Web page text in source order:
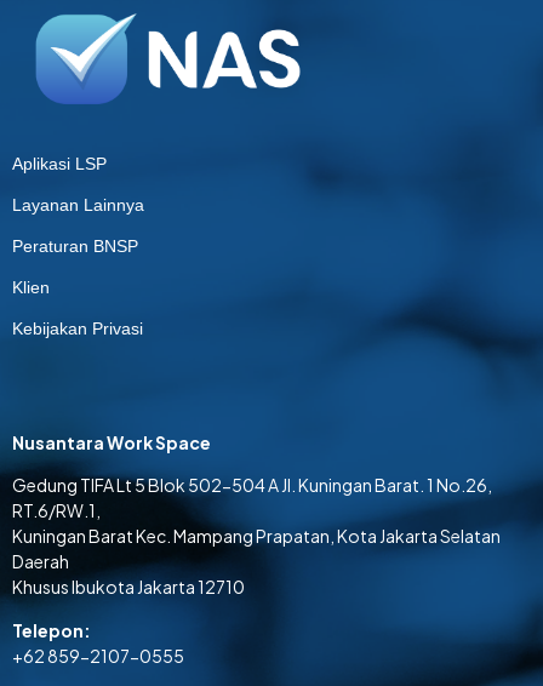
Aplikasi LSP
Layanan Lainnya
Peraturan BNSP
Klien
Kebijakan Privasi
Nusantara Work Space
Gedung TIFA Lt 5 Blok 502-504 A Jl. Kuningan Barat. 1 No.26,
RT.6/RW.1,
Kuningan Barat Kec. Mampang Prapatan, Kota Jakarta Selatan
Daerah
Khusus Ibukota Jakarta 12710
Telepon:
+62 859-2107-0555